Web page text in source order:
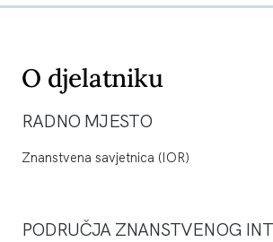
O djelatniku
RADNO MJESTO
Znanstvena savjetnica (IOR)
PODRUČJA ZNANSTVENOG